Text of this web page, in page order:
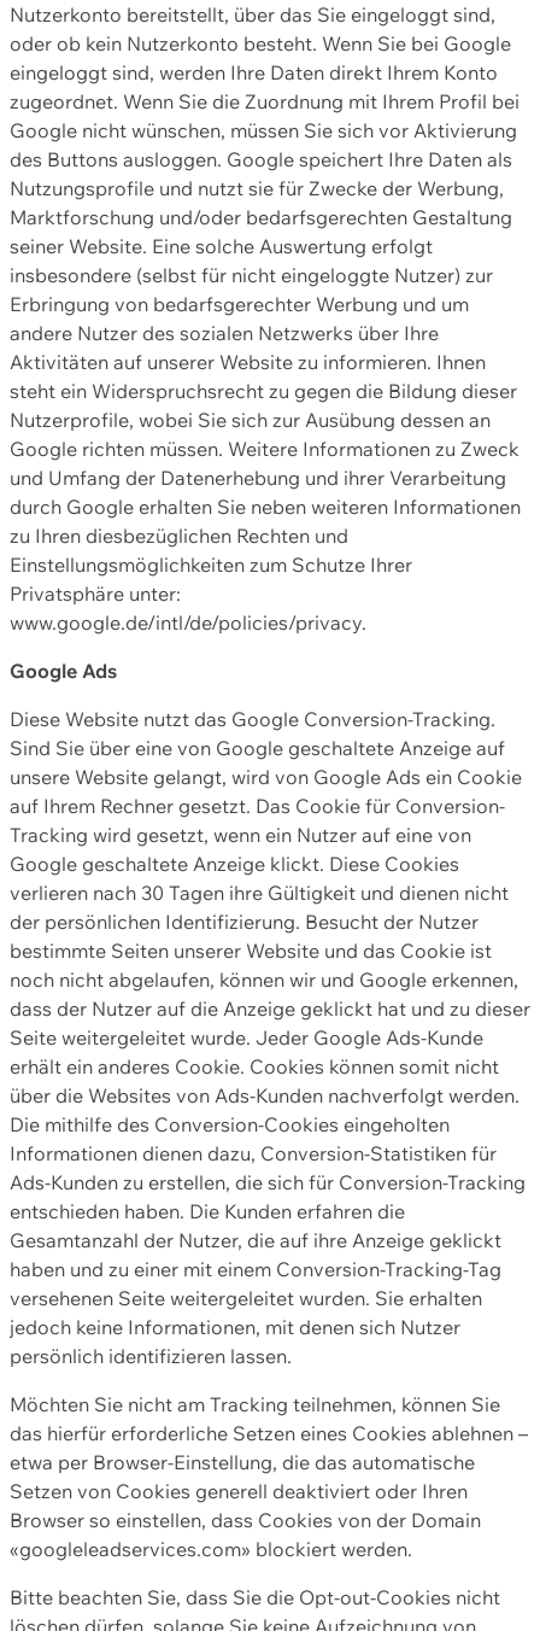
Nutzerkonto bereitstellt, über das Sie eingeloggt sind,
oder ob kein Nutzerkonto besteht. Wenn Sie bei Google
eingeloggt sind, werden Ihre Daten direkt Ihrem Konto
zugeordnet. Wenn Sie die Zuordnung mit Ihrem Profil bei
Google nicht wünschen, müssen Sie sich vor Aktivierung
des Buttons ausloggen. Google speichert Ihre Daten als
Nutzungsprofile und nutzt sie für Zwecke der Werbung,
Marktforschung und/oder bedarfsgerechten Gestaltung
seiner Website. Eine solche Auswertung erfolgt
insbesondere (selbst für nicht eingeloggte Nutzer) zur
Erbringung von bedarfsgerechter Werbung und um
andere Nutzer des sozialen Netzwerks über Ihre
Aktivitäten auf unserer Website zu informieren. Ihnen
steht ein Widerspruchsrecht zu gegen die Bildung dieser
Nutzerprofile, wobei Sie sich zur Ausübung dessen an
Google richten müssen. Weitere Informationen zu Zweck
und Umfang der Datenerhebung und ihrer Verarbeitung
durch Google erhalten Sie neben weiteren Informationen
zu Ihren diesbezüglichen Rechten und
Einstellungsmöglichkeiten zum Schutze Ihrer
Privatsphäre unter:
www.google.de/intl/de/policies/privacy.
Google Ads
Diese Website nutzt das Google Conversion-Tracking.
Sind Sie über eine von Google geschaltete Anzeige auf
unsere Website gelangt, wird von Google Ads ein Cookie
auf Ihrem Rechner gesetzt. Das Cookie für Conversion-
Tracking wird gesetzt, wenn ein Nutzer auf eine von
Google geschaltete Anzeige klickt. Diese Cookies
verlieren nach 30 Tagen ihre Gültigkeit und dienen nicht
der persönlichen Identifizierung. Besucht der Nutzer
bestimmte Seiten unserer Website und das Cookie ist
noch nicht abgelaufen, können wir und Google erkennen,
dass der Nutzer auf die Anzeige geklickt hat und zu dieser
Seite weitergeleitet wurde. Jeder Google Ads-Kunde
erhält ein anderes Cookie. Cookies können somit nicht
über die Websites von Ads-Kunden nachverfolgt werden.
Die mithilfe des Conversion-Cookies eingeholten
Informationen dienen dazu, Conversion-Statistiken für
Ads-Kunden zu erstellen, die sich für Conversion-Tracking
entschieden haben. Die Kunden erfahren die
Gesamtanzahl der Nutzer, die auf ihre Anzeige geklickt
haben und zu einer mit einem Conversion-Tracking-Tag
versehenen Seite weitergeleitet wurden. Sie erhalten
jedoch keine Informationen, mit denen sich Nutzer
persönlich identifizieren lassen.
Möchten Sie nicht am Tracking teilnehmen, können Sie
das hierfür erforderliche Setzen eines Cookies ablehnen –
etwa per Browser-Einstellung, die das automatische
Setzen von Cookies generell deaktiviert oder Ihren
Browser so einstellen, dass Cookies von der Domain
«googleleadservices.com» blockiert werden.
Bitte beachten Sie, dass Sie die Opt-out-Cookies nicht